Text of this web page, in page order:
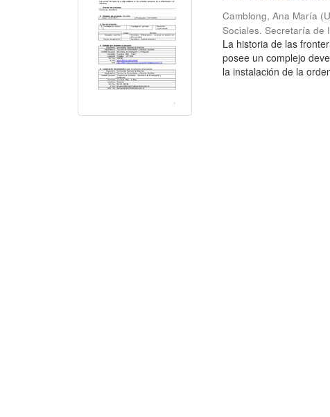
Camblong, Ana María (
Sociales. Secretaría de
La historia de las
posee un complejo
la instalación de la